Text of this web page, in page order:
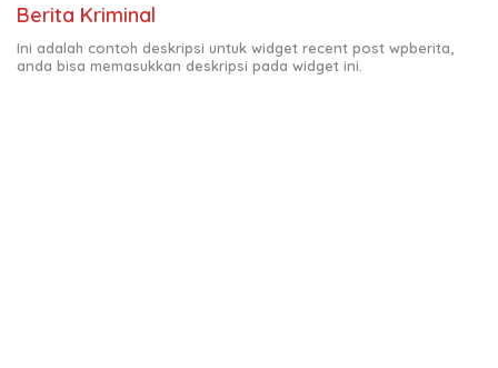
Berita Kriminal
Ini adalah contoh deskripsi untuk widget recent post wpberita,
anda bisa memasukkan deskripsi pada widget ini.